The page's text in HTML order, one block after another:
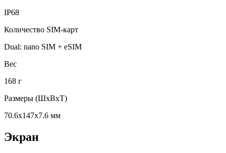
IP68
Количество SIM-карт
Dual: nano SIM + eSIM
Вес
168 г
Размеры (ШxВxТ)
70.6x147x7.6 мм
Экран